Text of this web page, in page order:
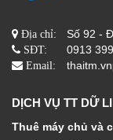
Địa chỉ: Số 92 -
SĐT: 0913
Email:
DỊCH VỤ TT DỮ
Thuê máy chủ và